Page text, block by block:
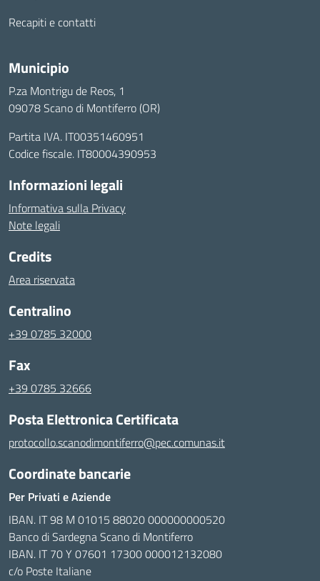
Recapiti e contatti
Municipio
P.za Montrigu de Reos, 1
09078 Scano di Montiferro (OR)
Partita IVA. IT00351460951
Codice fiscale. IT80004390953
Informazioni legali
Informativa sulla Privacy
Note legali
Credits
Area riservata
Centralino
+39 0785 32000
Fax
+39 0785 32666
Posta Elettronica Certificata
protocollo.scanodimontiferro@pec.comunas.it
Coordinate bancarie
Per Privati e Aziende
IBAN. IT 98 M 01015 88020 000000000520
Banco di Sardegna Scano di Montiferro
IBAN. IT 70 Y 07601 17300 000012132080
c/o Poste Italiane